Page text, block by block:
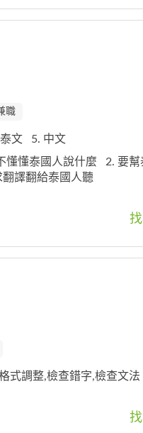
職
文
5. 中文
懂懂泰國人說什麼 2. 要
譯翻給泰國人聽
式調整,檢查錯字,檢查文法